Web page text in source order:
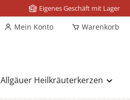
Eigenes Geschäft mit Lager
Mein Konto Warenkorb
Allgäuer Heilkräuterkerzen